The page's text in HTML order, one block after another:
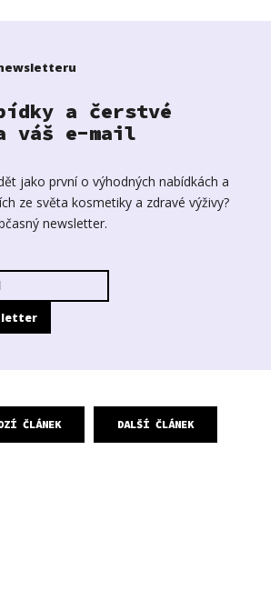
a čerstvé
váš e-mail
jako první o výhodných nabídkách a
ze světa kosmetiky a zdravé výživy?
newsletter.
ČLÁNEK DALŠÍ ČLÁNEK